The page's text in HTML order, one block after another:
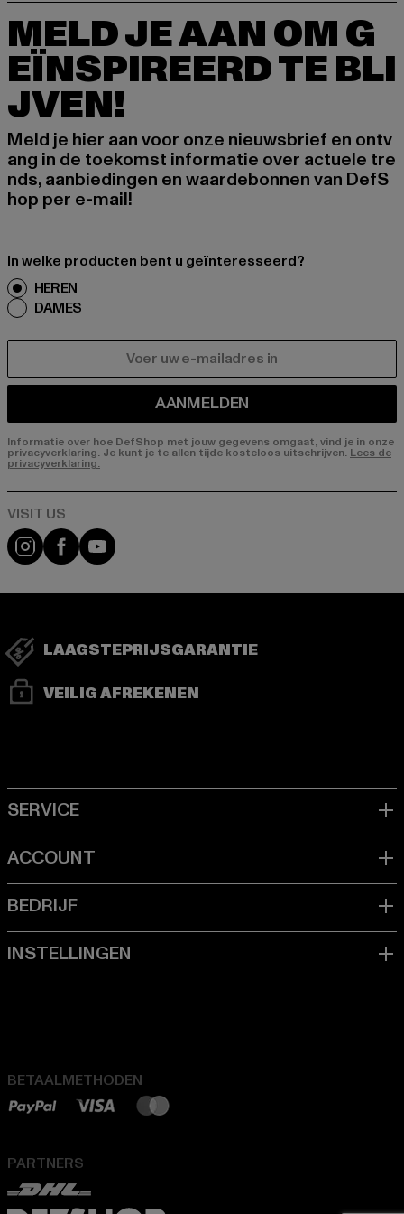
MELD JE AAN OM G
EÏNSPIREERD TE BLI
JVEN!
Meld je hier aan voor onze nieuwsbrief en ontv
ang in de toekomst informatie over actuele tre
nds, aanbiedingen en waardebonnen van DefS
hop per e-mail!
In welke producten bent u geïnteresseerd?
HEREN
DAMES
AANMELDEN
Informatie over hoe DefShop met jouw gegevens omgaat, vind je in onze
privacyverklaring. Je kunt je te allen tijde kosteloos uitschrijven. Lees de
privacyverklaring.
Visit our Instagram page:
Visit our Facebook page:
Visit our YouTube channel:
LAAGSTEPRIJSGARANTIE
VEILIG AFREKENEN
BETAALMETHODEN
PARTNERS